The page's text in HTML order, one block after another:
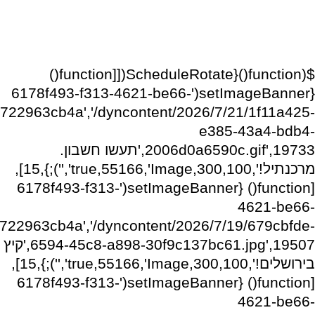
$(function(){ScheduleRotate([[function()
{setImageBanner('6178f493-f313-4621-be66-
dyncontent/2026/7/21/1f11a425-
e385-43a4-bdb4-
2006d0a6590c.gif',19733,'תעשו חשבון.
מרכנתיל!',300,100,true,55166,'Image','');},15],
[function() {setImageBanner('6178f493-f313-
4621-be66-
dyncontent/2026/7/19/679cbfde-
6594-45c8-a898-30f9c137bc61.jpg',19507,'קיץ
בירושלים!',300,100,true,55166,'Image','');},15],
[function() {setImageBanner('6178f493-f313-
4621-be66-